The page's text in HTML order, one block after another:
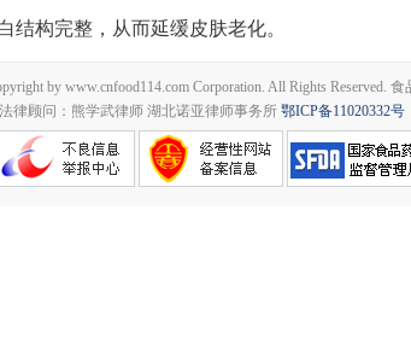
构完整，从而延缓皮肤老化。
by www.cnfood114.com Corporation. All Rights Reserved.
法律顾问：熊学武律师 湖北诺亚律师事务所 鄂ICP备11020332号